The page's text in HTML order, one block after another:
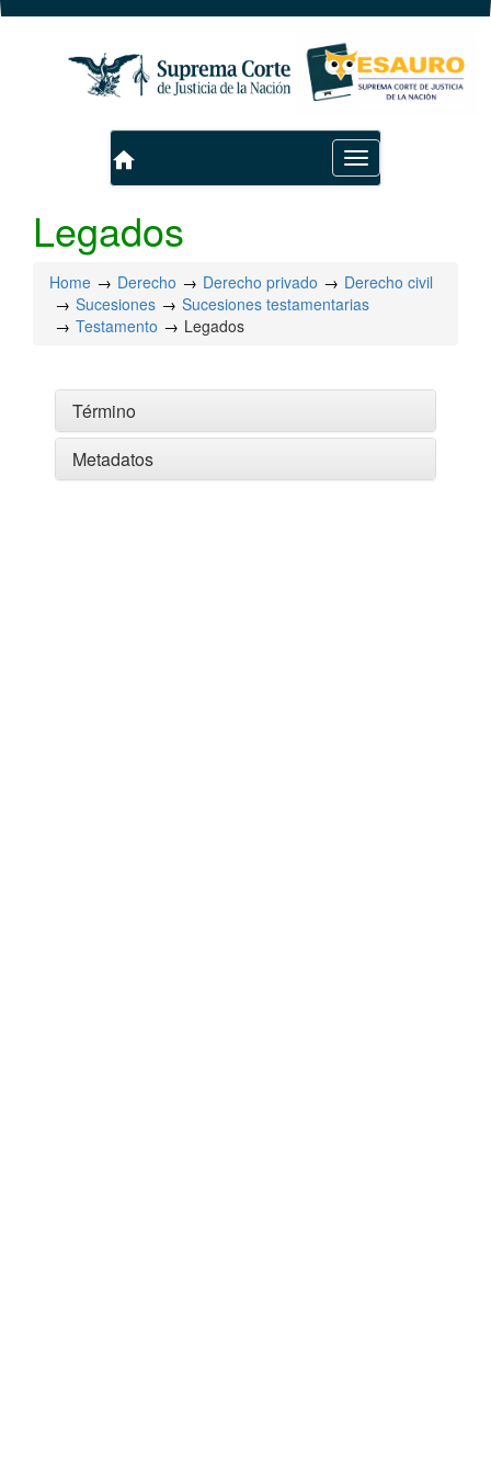
Toggle
navigation
home
Legados
Home Derecho Derecho privado
Derecho civil
Sucesiones
Sucesiones testamentarias
Testamento
Legados
Término
Metadatos